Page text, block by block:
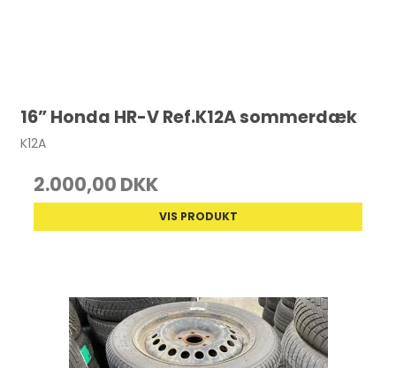
16” Honda HR-V Ref.K12A sommerdæk
K12A
2.000,00 DKK
VIS PRODUKT